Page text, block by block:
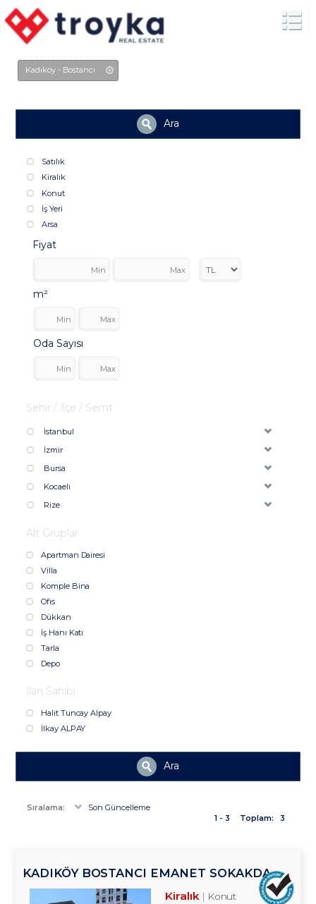
Kadıköy - Bostancı
Ara
Satılık
Kiralık
Konut
İş Yeri
Arsa
Fiyat
m²
Oda Sayısı
Şehir / İlçe / Semt
İstanbul
İzmir
Bursa
Kocaeli
Rize
Alt Gruplar
Apartman Dairesi
Villa
Komple Bina
Ofis
Dükkan
İş Hanı Katı
Tarla
Depo
İlan Sahibi
Halit Tuncay Alpay
İlkay ALPAY
Ara
Sıralama:
Son Güncelleme
1 - 3
Toplam: 3
KADIKÖY BOSTANCI EMANET SOKAKDA
2+1 KİRALIK DAİRE TROYKADAN
Kiralık
Konut